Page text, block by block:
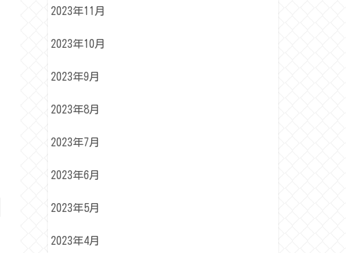
2023年11月
2023年10月
2023年9月
2023年8月
2023年7月
2023年6月
2023年5月
2023年4月